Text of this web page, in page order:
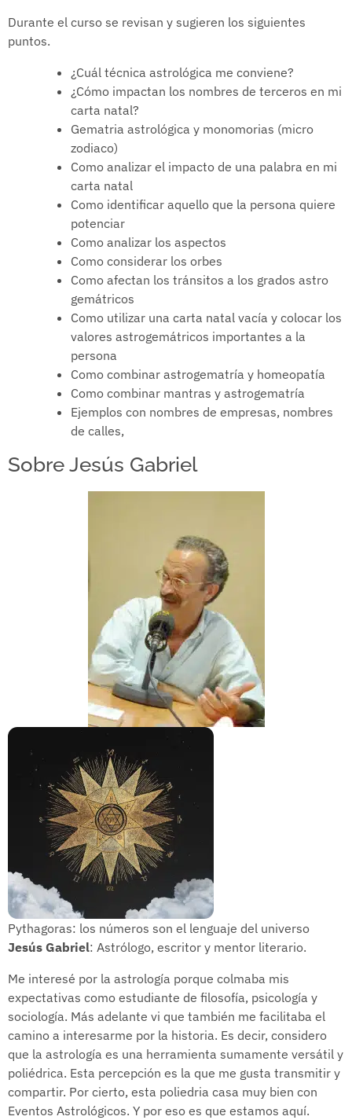
Durante el curso se revisan y sugieren los siguientes
puntos.
¿Cuál técnica astrológica me conviene?
¿Cómo impactan los nombres de terceros en mi
carta natal?
Gematria astrológica y monomorias (micro
zodiaco)
Como analizar el impacto de una palabra en mi
carta natal
Como identificar aquello que la persona quiere
potenciar
Como analizar los aspectos
Como considerar los orbes
Como afectan los tránsitos a los grados astro
gemátricos
Como utilizar una carta natal vacía y colocar los
valores astrogemátricos importantes a la
persona
Como combinar astrogematría y homeopatía
Como combinar mantras y astrogematría
Ejemplos con nombres de empresas, nombres
de calles,
Sobre Jesús Gabriel
Pythagoras: los números son el lenguaje del universo
Jesús Gabriel: Astrólogo, escritor y mentor literario.
Me interesé por la astrología porque colmaba mis
expectativas como estudiante de filosofía, psicología y
sociología. Más adelante vi que también me facilitaba el
camino a interesarme por la historia. Es decir, considero
que la astrología es una herramienta sumamente versátil y
poliédrica. Esta percepción es la que me gusta transmitir y
compartir. Por cierto, esta poliedria casa muy bien con
Eventos Astrológicos. Y por eso es que estamos aquí.